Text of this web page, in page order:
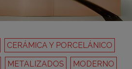
CERÁMICA Y PORCELÁNICO
METALIZADOS
MODERNO